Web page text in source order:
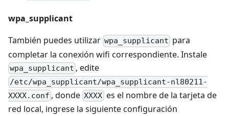
wpa_supplicant
También puedes utilizar wpa_supplicant para
completar la conexión wifi correspondiente. Instale
wpa_supplicant , edite
/etc/wpa_supplicant/wpa_supplicant-nl80211-
XXXX.conf , dondeXXXXes el nombre de la tarjeta de
red local, ingrese la siguiente configuración